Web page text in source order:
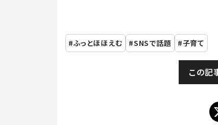
ふっとほほえむ SNSで話題 子育て
この記